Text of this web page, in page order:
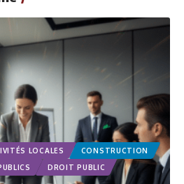
LOCALES
CONSTRUCTION
DROIT PUBLIC